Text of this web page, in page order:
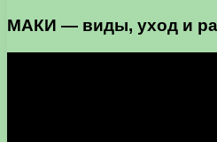
МАКИ — виды, уход и